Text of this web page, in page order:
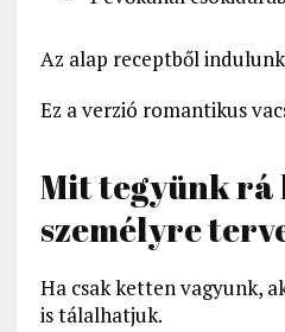
Az alap receptből
Ez a verzió romantikus
Mit tegyünk rá
személyre
Ha csak ketten vagyunk,
is tálalhatjuk.